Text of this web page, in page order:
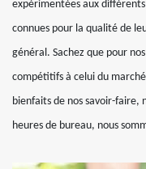
expérimentées aux
connues pour la qualité de
général. Sachez que pour
compétitifs à celui du
bienfaits de nos savoir-faire,
heures de bureau, nous